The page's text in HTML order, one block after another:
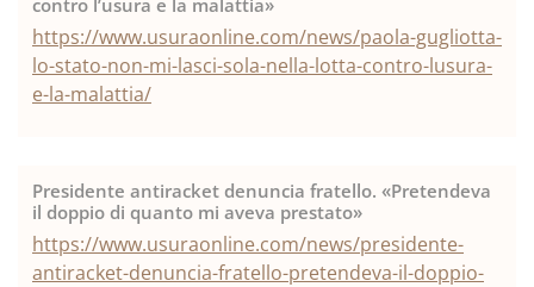
contro l’usura e la malattia»
https://www.usuraonline.com/news/paola-gugliotta-
lo-stato-non-mi-lasci-sola-nella-lotta-contro-lusura-
e-la-malattia/
Presidente antiracket denuncia fratello. «Pretendeva
il doppio di quanto mi aveva prestato»
https://www.usuraonline.com/news/presidente-
antiracket-denuncia-fratello-pretendeva-il-doppio-